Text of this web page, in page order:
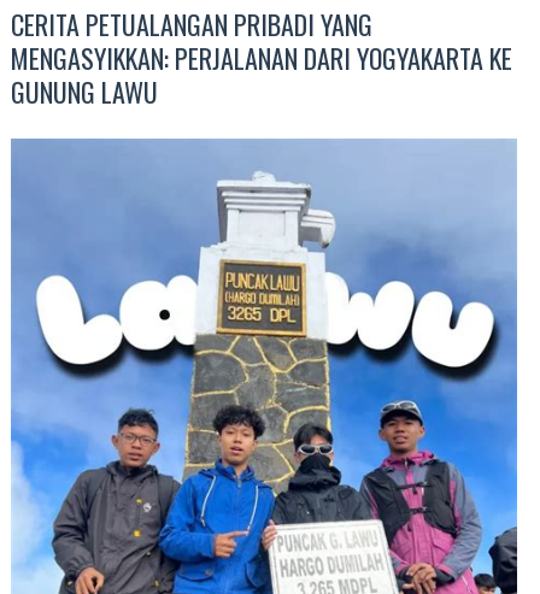
CERITA PETUALANGAN PRIBADI YANG
MENGASYIKKAN: PERJALANAN DARI YOGYAKARTA KE
GUNUNG LAWU